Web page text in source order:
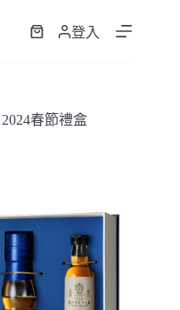
購
登入
春節禮盒